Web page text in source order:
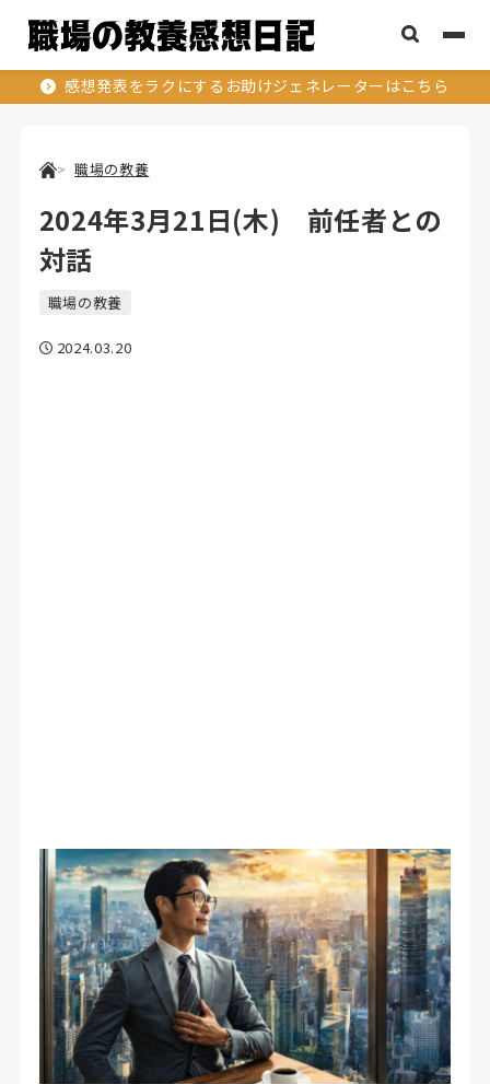
感想発表をラクにするお助けジェネレーターはこちら
職場の教養
2024年3月21日(木) 前任者との
対話
職場の教養
2024.03.20